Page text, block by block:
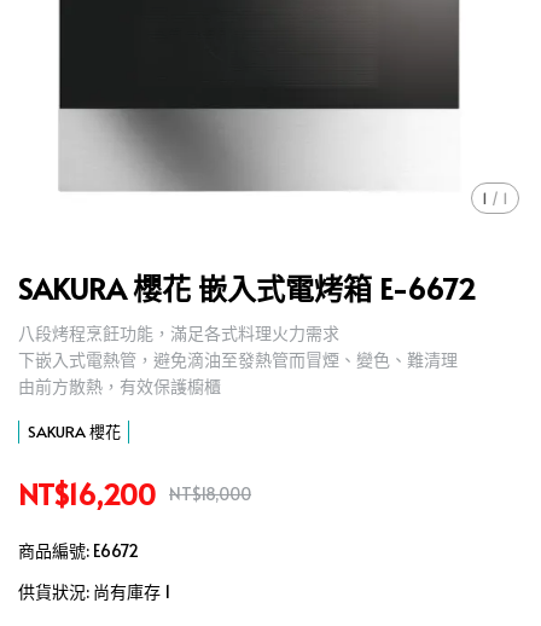
1 / 1
SAKURA 櫻花 嵌入式電烤箱 E-6672
八段烤程烹飪功能，滿足各式料理火力需求
下嵌入式電熱管，避免滴油至發熱管而冒煙、變色、難清理
由前方散熱，有效保護櫥櫃
SAKURA 櫻花
NT$16,200 NT$18,000
商品編號: E6672
供貨狀況: 尚有庫存 1